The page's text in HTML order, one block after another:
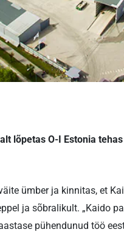
lõpetas O-I Estonia
ümber ja kinnitas, et
ja sõbralikult. „Kaido
pühendunud töö